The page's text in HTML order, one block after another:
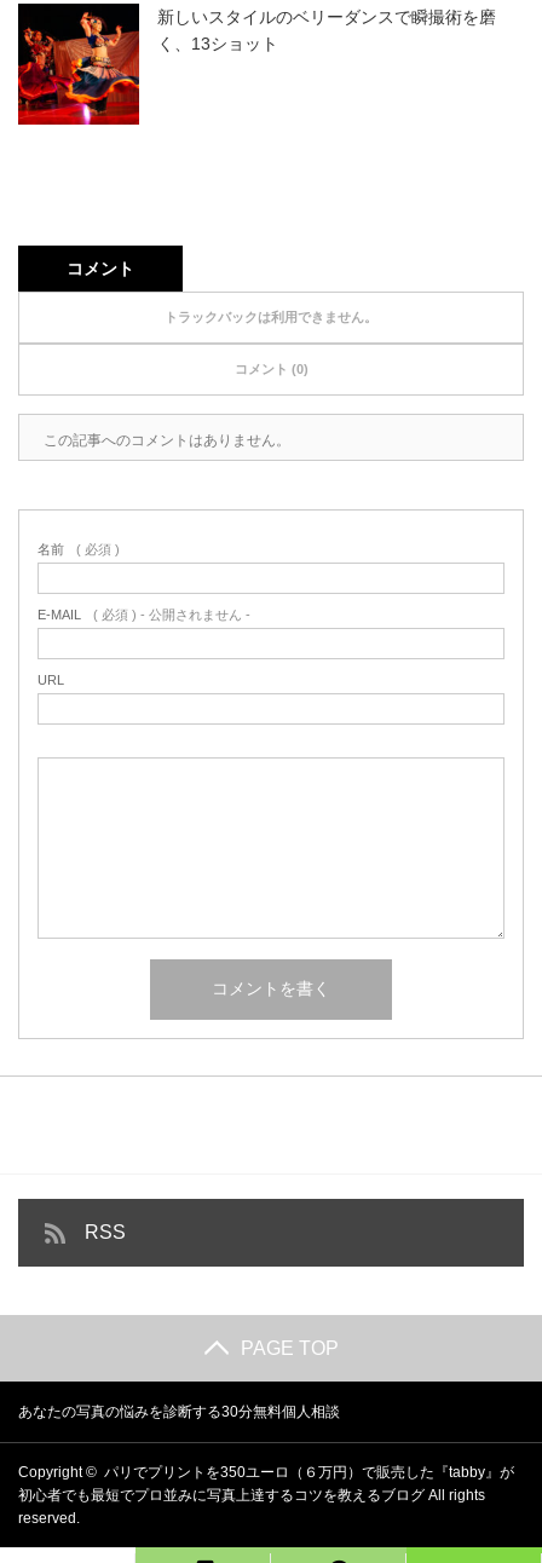
新しいスタイルのベリーダンスで瞬撮術を磨
く、13ショット
コメント
トラックバックは利用できません。
コメント (0)
この記事へのコメントはありません。
名前 ( 必須 )
E-MAIL ( 必須 ) - 公開されません -
URL
RSS
PAGE TOP
あなたの写真の悩みを診断する30分無料個人相談
Copyright © パリでプリントを350ユーロ（６万円）で販売した『tabby』が
初心者でも最短でプロ並みに写真上達するコツを教えるブログ All rights
reserved.